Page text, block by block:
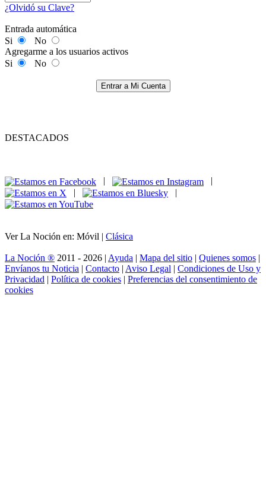
¿Olvidó su Clave?
Entrada automática
Si
No
Agregarme a los usuarios activos
Si
No
Entrar a Mi Cuenta
DESTACADOS
|
|
Ver La Noción en: Móvil | Clásica
La Noción ® 2011 - 2026 | Ayuda | Mapa del sitio | Quienes somos |
Envíanos tu Noticia | Contacto | Aviso Legal | Condiciones de Uso y
Privacidad | Política de cookies | Preferencias del consentimiento de
cookies